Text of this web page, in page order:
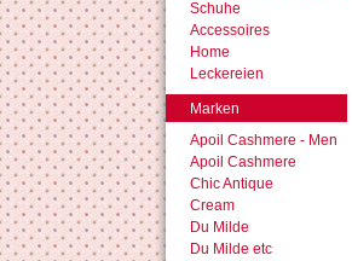
Schuhe
Accessoires
Home
Leckereien
Marken
Apoil Cashmere - Men
Apoil Cashmere
Chic Antique
Cream
Du Milde
Du Milde etc